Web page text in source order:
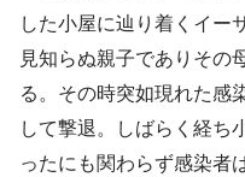
した小屋に辿り着くイー
見知らぬ親子でありその
る。その時突如現れた感
して撃退。しばらく経ち
ったにも関わらず感染者